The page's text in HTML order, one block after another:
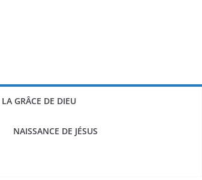
LA GRÂCE DE DIEU
NAISSANCE DE JÉSUS